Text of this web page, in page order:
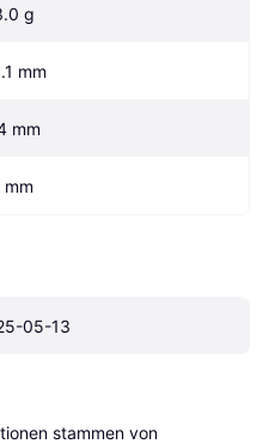
g
mm
mm
mm
05-13
stammen von